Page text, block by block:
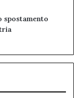
spostamento